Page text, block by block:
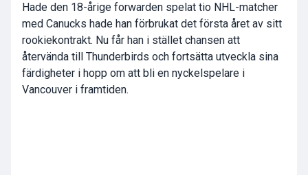
Hade den 18-årige forwarden spelat tio NHL-matcher
med Canucks hade han förbrukat det första året av sitt
rookiekontrakt. Nu får han i stället chansen att
återvända till Thunderbirds och fortsätta utveckla sina
färdigheter i hopp om att bli en nyckelspelare i
Vancouver i framtiden.